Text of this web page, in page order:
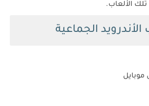
الألعاب.
الجماعية
موبايل